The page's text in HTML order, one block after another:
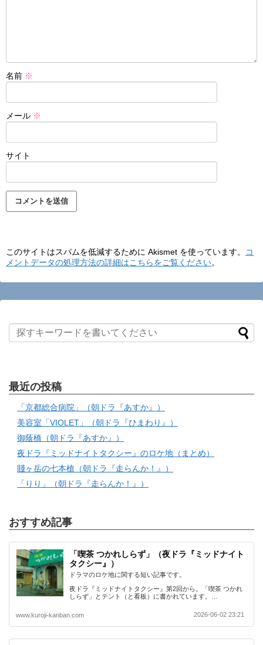
名前 ※
メール ※
サイト
このサイトはスパムを低減するために Akismet を使っています。
コ
メントデータの処理方法の詳細はこちらをご覧ください。
最近の投稿
「京都総合病院」（朝ドラ『あすか』）
美容室「VIOLET」（朝ドラ『ひまわり』）
御蔭橋（朝ドラ『あすか』）
夜ドラ『ミッドナイトタクシー』のロケ地（まとめ）
賤ヶ岳の七本槍（朝ドラ『走らんか！』）
「りり」（朝ドラ『走らんか！』）
おすすめ記事
「喫茶 つかれしらず」（夜ドラ『ミッドナイト
タクシー』）
ドラマのロケ地に関する短い記事です。
夜ドラ『ミッドナイトタクシー』第2回から。「喫茶 つかれ
しらず」とテント（と看板）に書かれています。…
www.kuroji-kanban.com 2026-06-02 23:21